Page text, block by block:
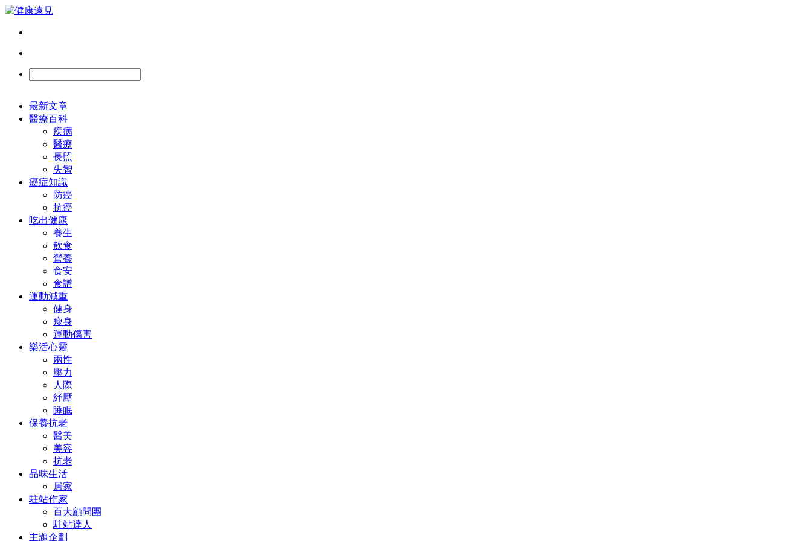
最新文章
醫療百科
疾病
醫療
長照
失智
癌症知識
防癌
抗癌
吃出健康
養生
飲食
營養
食安
食譜
運動減重
健身
瘦身
運動傷害
樂活心靈
兩性
壓力
人際
紓壓
睡眠
保養抗老
醫美
美容
抗老
品味生活
居家
駐站作家
百大顧問團
駐站達人
主題企劃